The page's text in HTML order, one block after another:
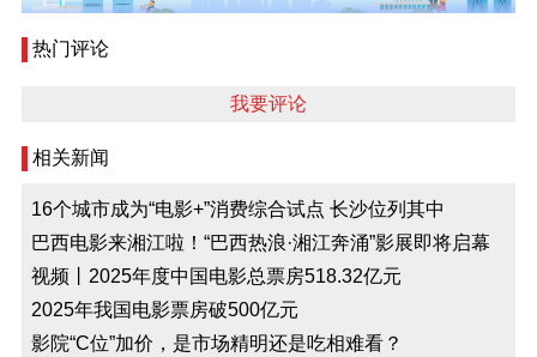
热门评论
我要评论
相关新闻
16个城市成为“电影+”消费综合试点 长沙位列其中
巴西电影来湘江啦！“巴西热浪·湘江奔涌”影展即将启幕
视频丨2025年度中国电影总票房518.32亿元
2025年我国电影票房破500亿元
影院“C位”加价，是市场精明还是吃相难看？